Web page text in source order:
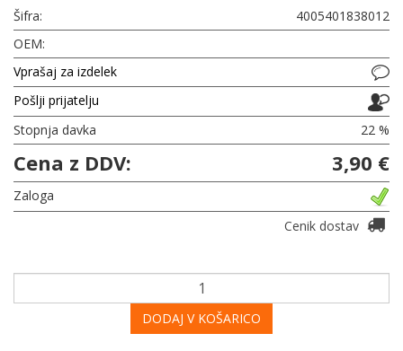
Šifra:
4005401838012
OEM:
Vprašaj za izdelek
Pošlji prijatelju
Stopnja davka
22 %
Cena z DDV: 3,90 €
Zaloga
Cenik dostav
DODAJ V KOŠARICO